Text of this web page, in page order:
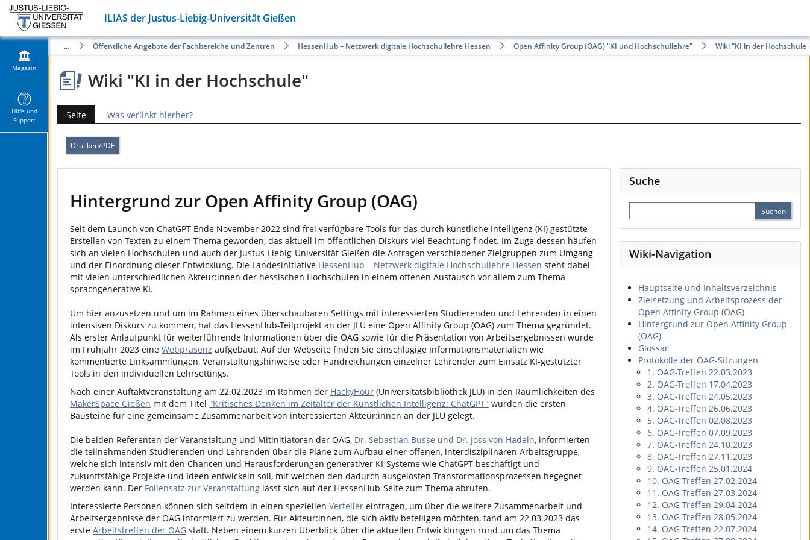
ILIAS der Justus-Liebig-Universität Gießen
Magazin
Hilfe und
Support
Magazin Öffentliche Angebote der Fachbereiche und Zentren HessenHub – Netzwerk digitale Hochschullehre Hessen Open Affinity Group (OAG) "KI und Hochschullehre" Wiki "KI in der Hochschule"
Wiki "KI in der Hochschule"
Seite Was verlinkt hierher?
Drucken/PDF
Hintergrund zur Open Affinity Group (OAG)
Seit dem Launch von ChatGPT Ende November 2022 sind frei verfügbare Tools für das durch künstliche Intelligenz (KI) gestützte
Erstellen von Texten zu einem Thema geworden, das aktuell im öffentlichen Diskurs viel Beachtung findet. Im Zuge dessen häufen
sich an vielen Hochschulen und auch der Justus-Liebig-Universität Gießen die Anfragen verschiedener Zielgruppen zum Umgang
und der Einordnung dieser Entwicklung. Die Landesinitiative HessenHub – Netzwerk digitale Hochschullehre Hessen steht dabei
mit vielen unterschiedlichen Akteur:innen der hessischen Hochschulen in einem offenen Austausch vor allem zum Thema
sprachgenerative KI.
Um hier anzusetzen und um im Rahmen eines überschaubaren Settings mit interessierten Studierenden und Lehrenden in einen
intensiven Diskurs zu kommen, hat das HessenHub-Teilprojekt an der JLU eine Open Affinity Group (OAG) zum Thema gegründet.
Als erster Anlaufpunkt für weiterführende Informationen über die OAG sowie für die Präsentation von Arbeitsergebnissen wurde
im Frühjahr 2023 eine Webpräsenz aufgebaut. Auf der Webseite finden Sie einschlägige Informationsmaterialien wie
kommentierte Linksammlungen, Veranstaltungshinweise oder Handreichungen einzelner Lehrender zum Einsatz KI-gestützter
Tools in den individuellen Lehrsettings.
Nach einer Auftaktveranstaltung am 22.02.2023 im Rahmen der HackyHour (Universitätsbibliothek JLU) in den Räumlichkeiten des
MakerSpace Gießen mit dem Titel "Kritisches Denken im Zeitalter der Künstlichen Intelligenz: ChatGPT" wurden die ersten
Bausteine für eine gemeinsame Zusammenarbeit von interessierten Akteur:innen an der JLU gelegt.
Die beiden Referenten der Veranstaltung und Mitinitiatoren der OAG, Dr. Sebastian Busse und Dr. Joss von Hadeln, informierten
die teilnehmenden Studierenden und Lehrenden über die Pläne zum Aufbau einer offenen, interdisziplinären Arbeitsgruppe,
welche sich intensiv mit den Chancen und Herausforderungen generativer KI-Systeme wie ChatGPT beschäftigt und
zukunftsfähige Projekte und Ideen entwickeln soll, mit welchen den dadurch ausgelösten Transformationsprozessen begegnet
werden kann. Der Foliensatz zur Veranstaltung lässt sich auf der HessenHub-Seite zum Thema abrufen.
Interessierte Personen können sich seitdem in einen speziellen Verteiler eintragen, um über die weitere Zusammenarbeit und
Arbeitsergebnisse der OAG informiert zu werden. Für Akteur:innen, die sich aktiv beteiligen möchten, fand am 22.03.2023 das
erste Arbeitstreffen der OAG statt. Neben einem kurzen Überblick über die aktuellen Entwicklungen rund um das Thema
Suche
Wiki-Navigation
Hauptseite und Inhaltsverzeichnis
Zielsetzung und Arbeitsprozess der
Open Affinity Group (OAG)
Hintergrund zur Open Affinity Group
(OAG)
Glossar
Protokolle der OAG-Sitzungen
1. OAG-Treffen 22.03.2023
2. OAG-Treffen 17.04.2023
3. OAG-Treffen 24.05.2023
4. OAG-Treffen 26.06.2023
5. OAG-Treffen 02.08.2023
6. OAG-Treffen 07.09.2023
7. OAG-Treffen 24.10.2023
8. OAG-Treffen 27.11.2023
9. OAG-Treffen 25.01.2024
10. OAG-Treffen 27.02.2024
11. OAG-Treffen 27.03.2024
12. OAG-Treffen 29.04.2024
13. OAG-Treffen 28.05.2024
14. OAG-Treffen 22.07.2024